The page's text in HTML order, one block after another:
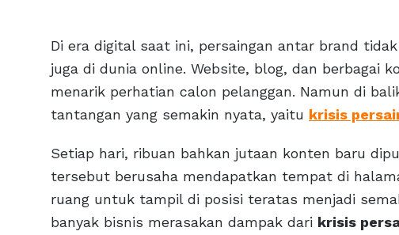
Di era digital saat ini, persaingan antar brand
juga di dunia online. Website, blog, dan berbagai
menarik perhatian calon pelanggan. Namun di
tantangan yang semakin nyata, yaitu krisis
Setiap hari, ribuan bahkan jutaan konten baru
tersebut berusaha mendapatkan tempat di
ruang untuk tampil di posisi teratas menjadi
banyak bisnis merasakan dampak dari krisis